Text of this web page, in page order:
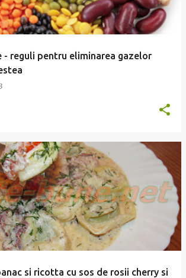
- reguli pentru eliminarea gazelor
si ricotta cu sos de rosii cherry si